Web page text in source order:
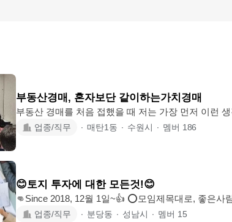
부동산경매, 혼자보단 같이하는가치경매
부동산 경매를 처음 접했을 때 저는 가장 먼저 이런 생각이 들
가 해도 되는 걸까?” 주변에는 ✔ 이미 잘하는 사람들 이야기만 있고 ✔ 단기간에
하는’ 가치경매인가요? 경매는 혼자 하면 불안하고, 너무 빠르면 위험해지고, 너무
늦으면 기회를 놓치기 쉽습니다. 그래서 우
업종/직무 ∙ 매탄1동 ∙ 수원시 ∙ 멤버 186
😊토지 투자에 대한 모든것!😊
👊Since 2018, 12월 1일~👍 ⭕모임제목대로, 좋은사람들과의 인맥모임
⭕Business / 사회 인맥 / 부동산정보 공유 ⭕인간미가 괜찮다고생각하시는 분 환
업종/직무 ∙ 분당동 ∙ 성남시 ∙ 멤버 15